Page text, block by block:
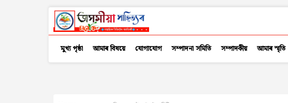
মুখ্য পৃষ্ঠা আমাৰ বিষয়ে যোগাযোগ সম্পাদনা সমিতি সম্পাদকীয় আমাৰ স্মৃতি